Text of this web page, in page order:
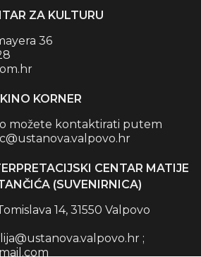
ZA KULTURU
36
KINO KORNER
možete kontaktirati putem
CENTAR MATIJE
(SUVENIRNICA)
14, 31550 Valpovo
;